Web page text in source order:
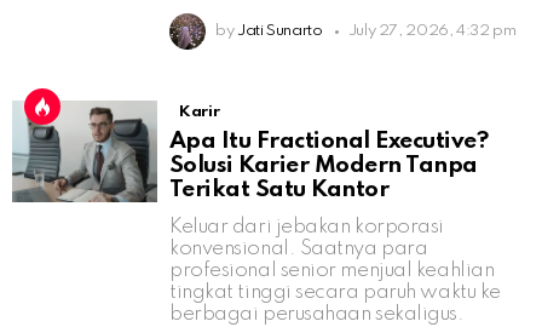
by Jati Sunarto July 27, 2026, 4:32 pm
Karir
Apa Itu Fractional Executive?
Solusi Karier Modern Tanpa
Terikat Satu Kantor
Keluar dari jebakan korporasi
konvensional. Saatnya para
profesional senior menjual keahlian
tingkat tinggi secara paruh waktu ke
berbagai perusahaan sekaligus.